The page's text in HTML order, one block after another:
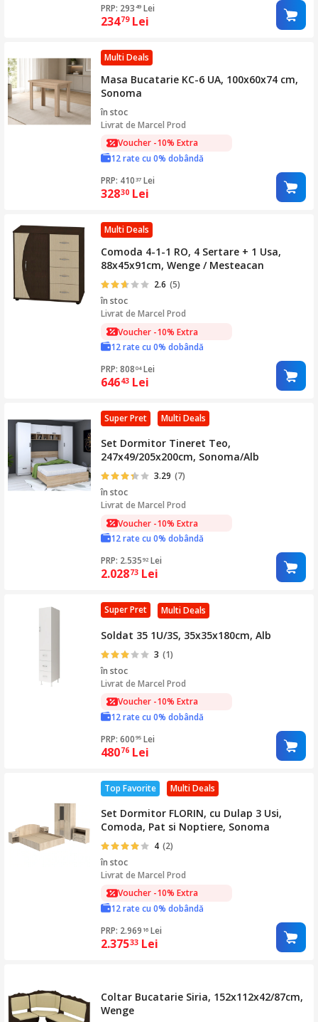
PRP: 293 49 Lei
23479 Lei
Multi Deals
Masa Bucatarie KC-6 UA, 100x60x74 cm,
Sonoma
în stoc
Livrat deMarcel Prod
Voucher -10% Extra
12 rate cu 0% dobândă
PRP: 410 37 Lei
32830 Lei
Multi Deals
Comoda 4-1-1 RO, 4 Sertare + 1 Usa,
88x45x91cm, Wenge / Mesteacan
2.6 (5)
în stoc
Livrat deMarcel Prod
Voucher -10% Extra
12 rate cu 0% dobândă
PRP: 808 04 Lei
64643 Lei
Multi Deals
Super Pret
Set Dormitor Tineret Teo,
247x49/205x200cm, Sonoma/Alb
3.29 (7)
în stoc
Livrat deMarcel Prod
Voucher -10% Extra
12 rate cu 0% dobândă
PRP: 2.535 92 Lei
2.02873 Lei
Multi Deals
Super Pret
Soldat 35 1U/3S, 35x35x180cm, Alb
3 (1)
în stoc
Livrat deMarcel Prod
Voucher -10% Extra
12 rate cu 0% dobândă
PRP: 600 95 Lei
48076 Lei
Multi Deals
Top Favorite
Set Dormitor FLORIN, cu Dulap 3 Usi,
Comoda, Pat si Noptiere, Sonoma
4 (2)
în stoc
Livrat deMarcel Prod
Voucher -10% Extra
12 rate cu 0% dobândă
PRP: 2.969 16 Lei
2.37533 Lei
Coltar Bucatarie Siria, 152x112x42/87cm,
Wenge